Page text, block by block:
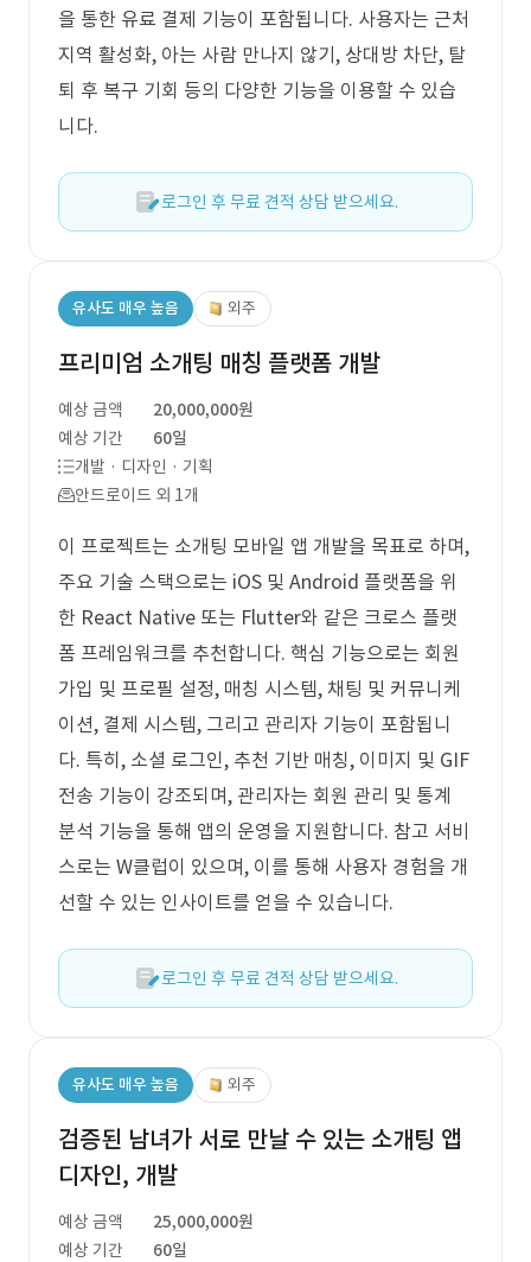
을 통한 유료 결제 기능이 포함됩니다. 사용자는 근처
지역 활성화, 아는 사람 만나지 않기, 상대방 차단, 탈
퇴 후 복구 기회 등의 다양한 기능을 이용할 수 있습
니다.
로그인 후 무료 견적 상담 받으세요.
유사도 매우 높음 외주
프리미엄 소개팅 매칭 플랫폼 개발
예상 금액
20,000,000원
예상 기간
60일
개발 · 디자인 · 기획
안드로이드 외 1개
이 프로젝트는 소개팅 모바일 앱 개발을 목표로 하며,
주요 기술 스택으로는 iOS 및 Android 플랫폼을 위
한 React Native 또는 Flutter와 같은 크로스 플랫
폼 프레임워크를 추천합니다. 핵심 기능으로는 회원
가입 및 프로필 설정, 매칭 시스템, 채팅 및 커뮤니케
이션, 결제 시스템, 그리고 관리자 기능이 포함됩니
다. 특히, 소셜 로그인, 추천 기반 매칭, 이미지 및 GIF
전송 기능이 강조되며, 관리자는 회원 관리 및 통계
분석 기능을 통해 앱의 운영을 지원합니다. 참고 서비
스로는 W클럽이 있으며, 이를 통해 사용자 경험을 개
선할 수 있는 인사이트를 얻을 수 있습니다.
로그인 후 무료 견적 상담 받으세요.
유사도 매우 높음 외주
검증된 남녀가 서로 만날 수 있는 소개팅 앱
디자인, 개발
예상 금액
25,000,000원
예상 기간
60일